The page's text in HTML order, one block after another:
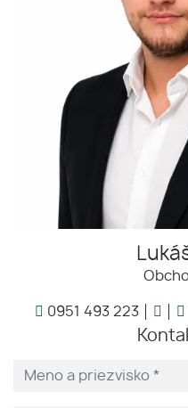
0951 493 223